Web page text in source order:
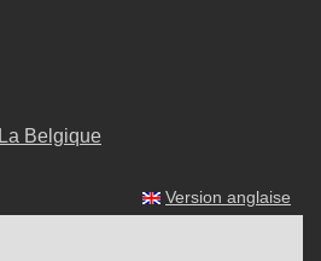
La Belgique
Version anglaise